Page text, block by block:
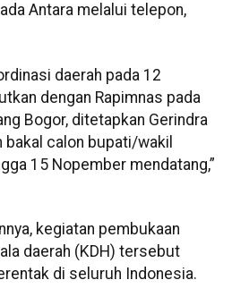
Antara melalui telepon,
daerah pada 12
dengan Rapimnas pada
Bogor, ditetapkan Gerindra
calon bupati/wakil
15 Nopember mendatang,”
kegiatan pembukaan
daerah (KDH) tersebut
di seluruh Indonesia.